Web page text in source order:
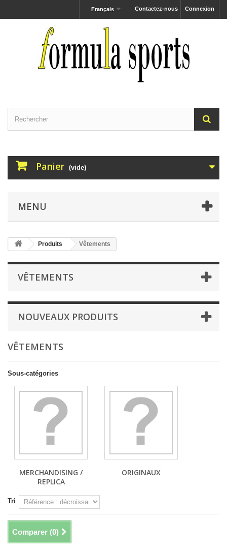
Connexion
Contactez-nous
Français
Panier (vide)
MENU
Produits Vêtements
VÊTEMENTS
NOUVEAUX PRODUITS
VÊTEMENTS
Sous-catégories
MERCHANDISING /
REPLICA
ORIGINAUX
Tri
Comparer (0)